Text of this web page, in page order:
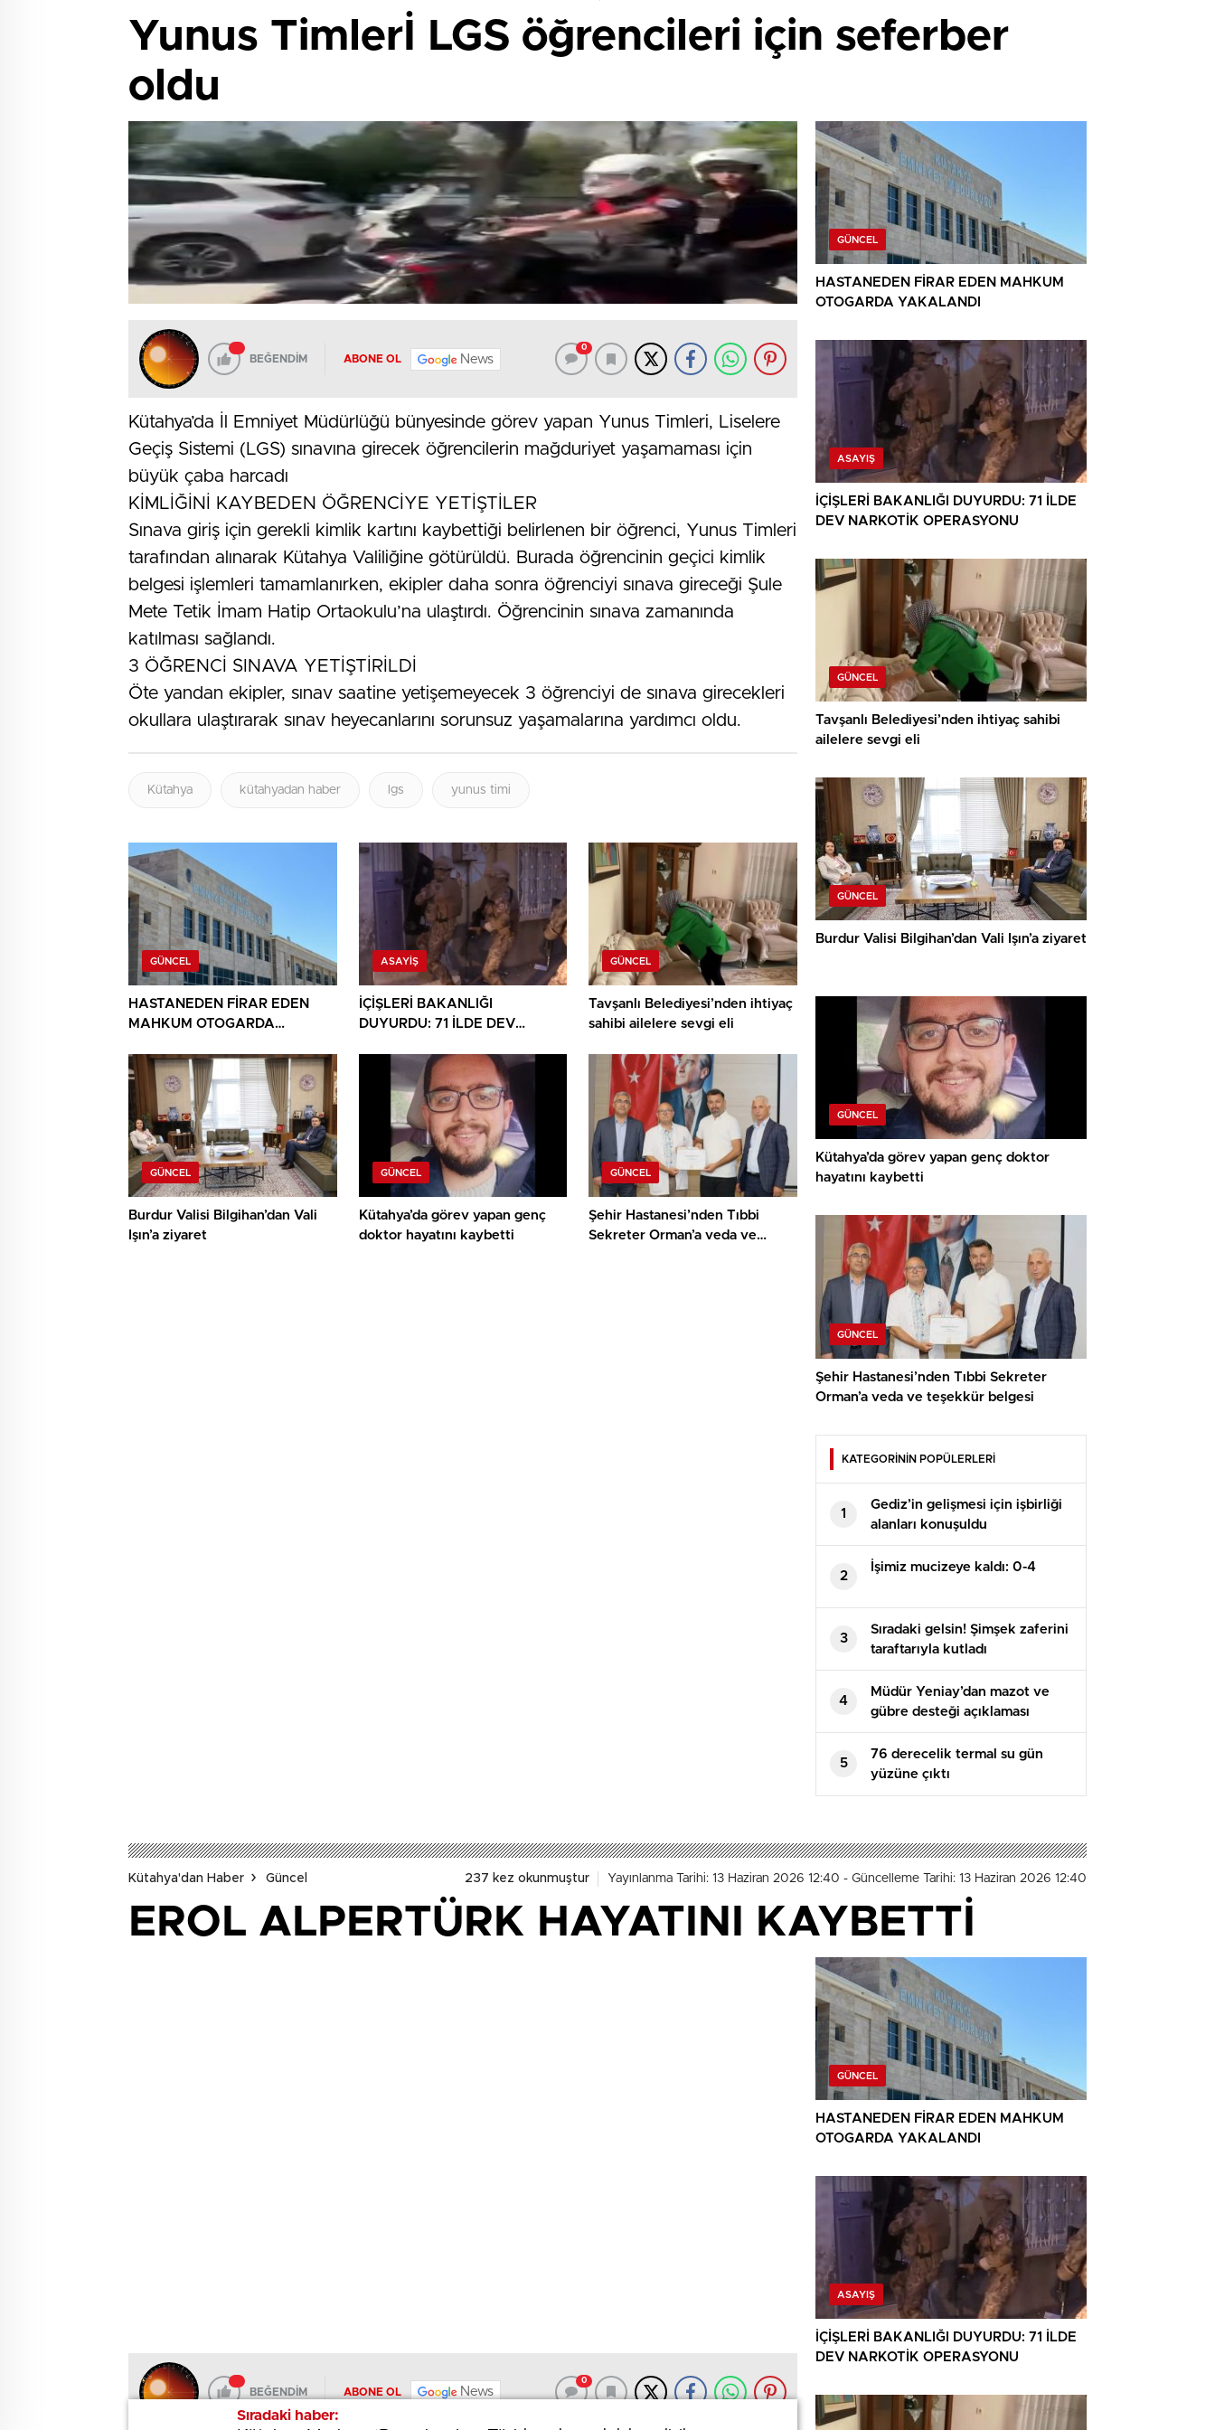
Yunus Timlerİ LGS öğrencileri için seferber
oldu
BEĞENDİM ABONE OL News
0
Kütahya’da İl Emniyet Müdürlüğü bünyesinde görev yapan Yunus Timleri, Liselere
Geçiş Sistemi (LGS) sınavına girecek öğrencilerin mağduriyet yaşamaması için
büyük çaba harcadı
KİMLİĞİNİ KAYBEDEN ÖĞRENCİYE YETİŞTİLER
Sınava giriş için gerekli kimlik kartını kaybettiği belirlenen bir öğrenci, Yunus Timleri
tarafından alınarak Kütahya Valiliğine götürüldü. Burada öğrencinin geçici kimlik
belgesi işlemleri tamamlanırken, ekipler daha sonra öğrenciyi sınava gireceği Şule
Mete Tetik İmam Hatip Ortaokulu’na ulaştırdı. Öğrencinin sınava zamanında
katılması sağlandı.
3 ÖĞRENCİ SINAVA YETİŞTİRİLDİ
Öte yandan ekipler, sınav saatine yetişemeyecek 3 öğrenciyi de sınava girecekleri
okullara ulaştırarak sınav heyecanlarını sorunsuz yaşamalarına yardımcı oldu.
Kütahya kütahyadan haber lgs yunus timi
GÜNCEL
HASTANEDEN FİRAR EDEN
MAHKUM OTOGARDA
ASAYIŞ
İÇİŞLERİ BAKANLIĞI
DUYURDU: 71 İLDE DEV
GÜNCEL
Tavşanlı Belediyesi’nden ihtiyaç
sahibi ailelere sevgi eli
GÜNCEL
Burdur Valisi Bilgihan’dan Vali
Işın’a ziyaret
GÜNCEL
Kütahya’da görev yapan genç
doktor hayatını kaybetti
GÜNCEL
Şehir Hastanesi’nden Tıbbi
Sekreter Orman’a veda ve
Sıradaki haber:
GÜNCEL
HASTANEDEN FİRAR EDEN MAHKUM
OTOGARDA YAKALANDI
ASAYIŞ
İÇİŞLERİ BAKANLIĞI DUYURDU: 71 İLDE
DEV NARKOTİK OPERASYONU
GÜNCEL
Tavşanlı Belediyesi’nden ihtiyaç sahibi
ailelere sevgi eli
GÜNCEL
Burdur Valisi Bilgihan’dan Vali Işın’a ziyaret
GÜNCEL
Kütahya’da görev yapan genç doktor
hayatını kaybetti
GÜNCEL
Şehir Hastanesi’nden Tıbbi Sekreter
Orman’a veda ve teşekkür belgesi
KATEGORİNİN POPÜLERLERİ
1
Gediz’in gelişmesi için işbirliği
alanları konuşuldu
2
İşimiz mucizeye kaldı: 0-4
3
Sıradaki gelsin! Şimşek zaferini
taraftarıyla kutladı
4
Müdür Yeniay’dan mazot ve
gübre desteği açıklaması
5
76 derecelik termal su gün
yüzüne çıktı
Kütahya'dan Haber Güncel 237 kez okunmuştur Yayınlanma Tarihi: 13 Haziran 2026 12:40 - Güncelleme Tarihi: 13 Haziran 2026 12:40
EROL ALPERTÜRK HAYATINI KAYBETTİ
BEĞENDİM ABONE OL News
0
Sıradaki haber:
GÜNCEL
HASTANEDEN FİRAR EDEN MAHKUM
OTOGARDA YAKALANDI
ASAYIŞ
İÇİŞLERİ BAKANLIĞI DUYURDU: 71 İLDE
DEV NARKOTİK OPERASYONU